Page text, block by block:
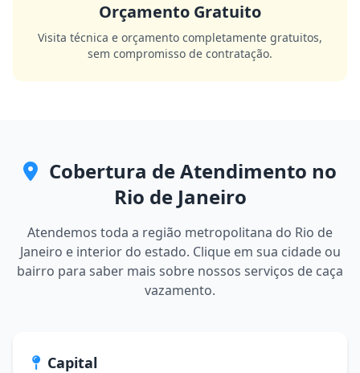
Orçamento Gratuito
Visita técnica e orçamento completamente gratuitos,
sem compromisso de contratação.
Cobertura de Atendimento no
Rio de Janeiro
Atendemos toda a região metropolitana do Rio de
Janeiro e interior do estado. Clique em sua cidade ou
bairro para saber mais sobre nossos serviços de caça
vazamento.
Capital